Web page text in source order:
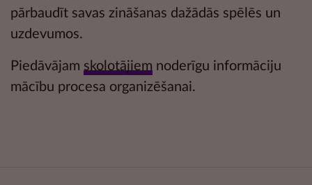
pārbaudīt savas zināšanas dažādās spēlēs un
uzdevumos.
Piedāvājam skolotājiem noderīgu informāciju
mācību procesa organizēšanai.